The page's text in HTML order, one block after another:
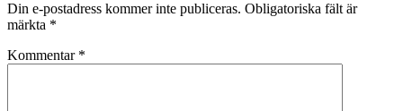
Din e-postadress kommer inte publiceras. Obligatoriska fält är
märkta *
Kommentar *